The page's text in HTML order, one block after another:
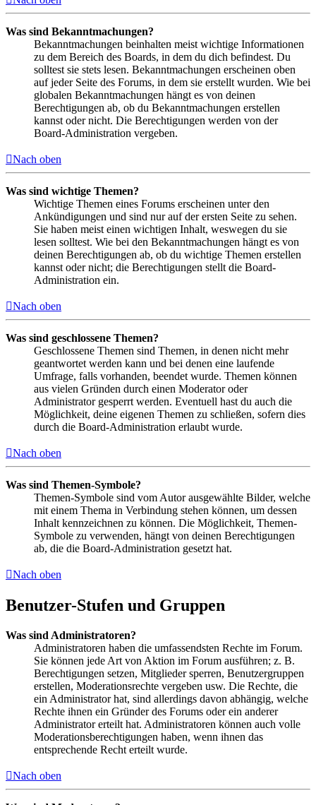
Was sind Bekanntmachungen?
Bekanntmachungen beinhalten meist wichtige Informationen
zu dem Bereich des Boards, in dem du dich befindest. Du
solltest sie stets lesen. Bekanntmachungen erscheinen oben
auf jeder Seite des Forums, in dem sie erstellt wurden. Wie bei
globalen Bekanntmachungen hängt es von deinen
Berechtigungen ab, ob du Bekanntmachungen erstellen
kannst oder nicht. Die Berechtigungen werden von der
Board-Administration vergeben.
Nach oben
Was sind wichtige Themen?
Wichtige Themen eines Forums erscheinen unter den
Ankündigungen und sind nur auf der ersten Seite zu sehen.
Sie haben meist einen wichtigen Inhalt, weswegen du sie
lesen solltest. Wie bei den Bekanntmachungen hängt es von
deinen Berechtigungen ab, ob du wichtige Themen erstellen
kannst oder nicht; die Berechtigungen stellt die Board-
Administration ein.
Nach oben
Was sind geschlossene Themen?
Geschlossene Themen sind Themen, in denen nicht mehr
geantwortet werden kann und bei denen eine laufende
Umfrage, falls vorhanden, beendet wurde. Themen können
aus vielen Gründen durch einen Moderator oder
Administrator gesperrt werden. Eventuell hast du auch die
Möglichkeit, deine eigenen Themen zu schließen, sofern dies
durch die Board-Administration erlaubt wurde.
Nach oben
Was sind Themen-Symbole?
Themen-Symbole sind vom Autor ausgewählte Bilder, welche
mit einem Thema in Verbindung stehen können, um dessen
Inhalt kennzeichnen zu können. Die Möglichkeit, Themen-
Symbole zu verwenden, hängt von deinen Berechtigungen
ab, die die Board-Administration gesetzt hat.
Nach oben
Benutzer-Stufen und Gruppen
Was sind Administratoren?
Administratoren haben die umfassendsten Rechte im Forum.
Sie können jede Art von Aktion im Forum ausführen; z. B.
Berechtigungen setzen, Mitglieder sperren, Benutzergruppen
erstellen, Moderationsrechte vergeben usw. Die Rechte, die
ein Administrator hat, sind allerdings davon abhängig, welche
Rechte ihnen ein Gründer des Forums oder ein anderer
Administrator erteilt hat. Administratoren können auch volle
Moderationsberechtigungen haben, wenn ihnen das
entsprechende Recht erteilt wurde.
Nach oben